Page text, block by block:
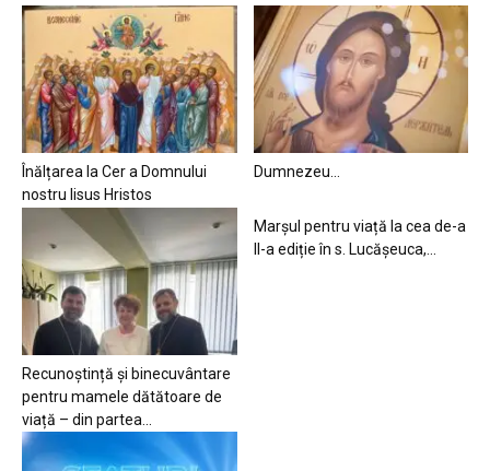
Înălțarea la Cer a Domnului
nostru Iisus Hristos
Dumnezeu…
Recunoștință și binecuvântare
pentru mamele dătătoare de
viață – din partea...
Marșul pentru viață la cea de-a
II-a ediție în s. Lucășeuca,...